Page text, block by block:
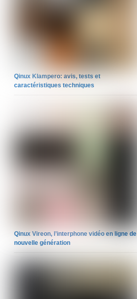
Qinux Klampero: avis, tests et
caractéristiques techniques
Qinux Vireon, l’interphone vidéo en ligne de
nouvelle génération